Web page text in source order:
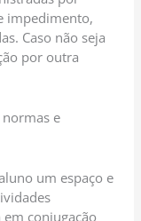
impedimento,
Caso não seja
por outra
e
um espaço e
conjugação